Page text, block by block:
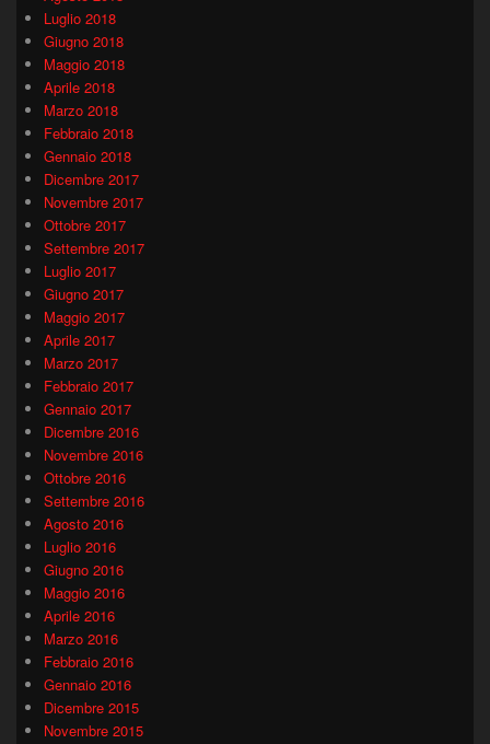
Luglio 2018
Giugno 2018
Maggio 2018
Aprile 2018
Marzo 2018
Febbraio 2018
Gennaio 2018
Dicembre 2017
Novembre 2017
Ottobre 2017
Settembre 2017
Luglio 2017
Giugno 2017
Maggio 2017
Aprile 2017
Marzo 2017
Febbraio 2017
Gennaio 2017
Dicembre 2016
Novembre 2016
Ottobre 2016
Settembre 2016
Agosto 2016
Luglio 2016
Giugno 2016
Maggio 2016
Aprile 2016
Marzo 2016
Febbraio 2016
Gennaio 2016
Dicembre 2015
Novembre 2015